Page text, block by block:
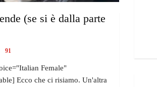
(se si è dalla parte
91
Female"
Ecco che ci risiamo. Un'altra